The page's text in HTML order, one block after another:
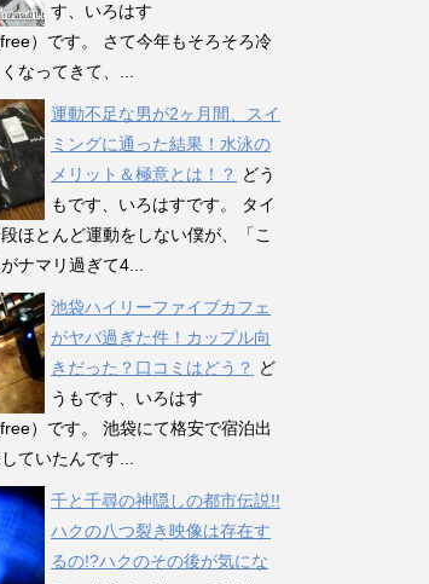
す、いろはす
）です。 さて今年もそろそろ冷
なってきて、...
運動不足な男が2ヶ月間、スイ
ミングに通った結果！水泳の
メリット＆極意とは！？ どう
もです、いろはすです。 タイ
ほとんど運動をしない僕が、「こ
ナマリ過ぎて4...
池袋ハイリーファイブカフェ
がヤバ過ぎた件！カップル向
きだった？口コミはどう？ ど
うもです、いろはす
）です。 池袋にて格安で宿泊出
ていたんです...
千と千尋の神隠しの都市伝説!!
ハクの八つ裂き映像は存在す
るの!?ハクのその後が気にな